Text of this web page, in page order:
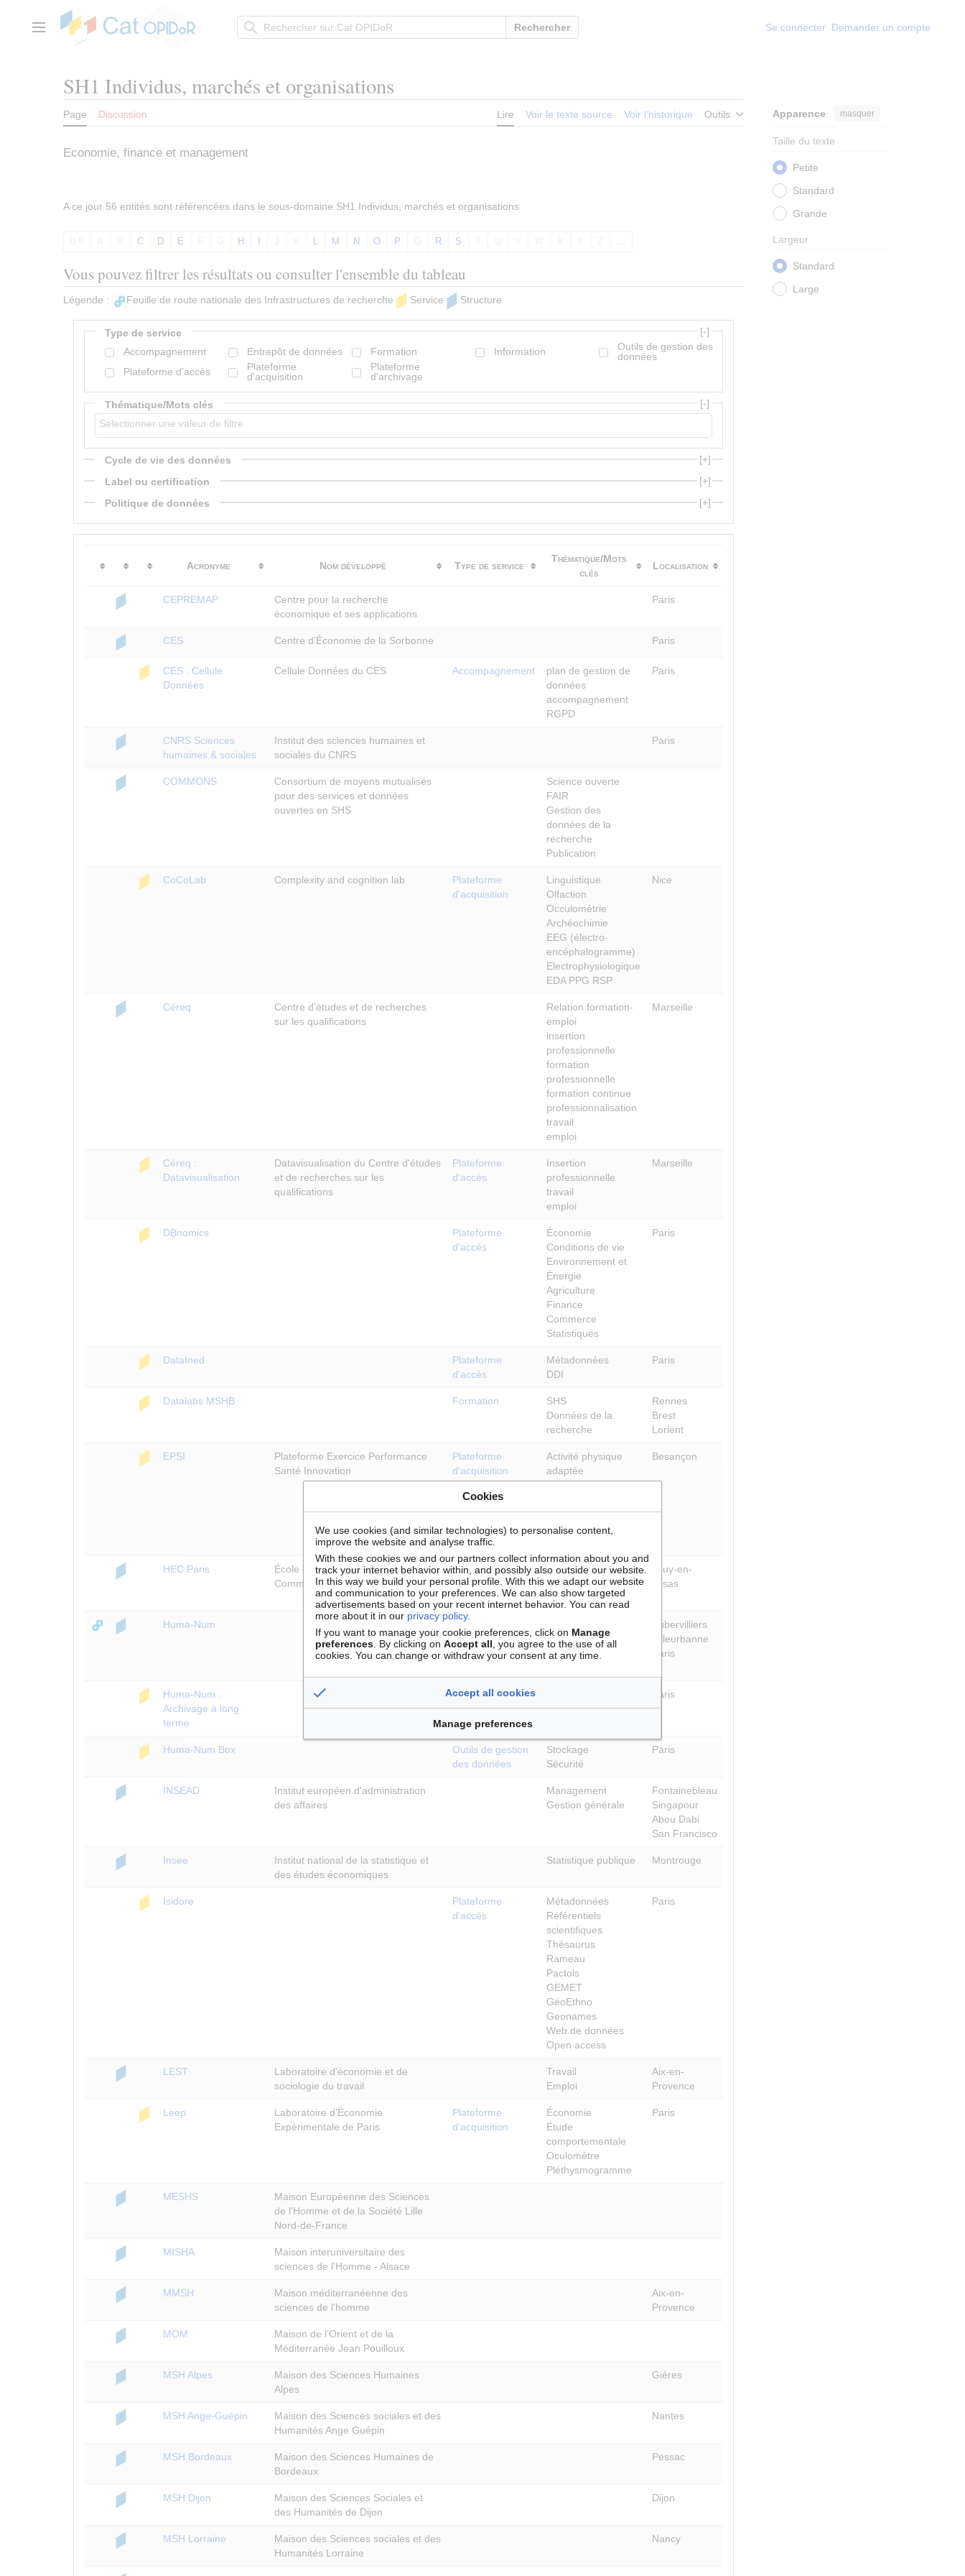
contenuMenu principal Rechercher Se connecter Demander un compte
SH1 Individus, marchés et organisations
Page Discussion Lire Voir le texte source Voir l’historique Outils Apparence masquer
Taille du texte
Petite
Standard
Grande
Largeur
Standard
Large
Economie, finance et management
A ce jour 56 entités sont référencées dans le sous-domaine SH1 Individus, marchés et organisations
C D E H L M N O P R S ...
Vous pouvez filtrer les résultats ou consulter l'ensemble du tableau
Légende : Feuille de route nationale des Infrastructures de recherche Service Structure
Type de service
Accompagnement
Entrepôt de données Formation Information
Outils de gestion des
données
Plateforme d'accès
Plateforme
d'acquisition
Plateforme
d'archivage
Thématique/Mots clés
Cycle de vie des données
Label ou certification
Politique de données
Acronyme Nom développé Type de service
Thématique/Mots
clés
Localisation
CEPREMAP
Centre pour la recherche
économique et ses applications
Paris
CES Centre d’Économie de la Sorbonne Paris
CES : Cellule
Données
Cellule Données du CES Accompagnement
plan de gestion de
données
accompagnement
RGPD
Paris
CNRS Sciences
humaines & sociales
Institut des sciences humaines et
sociales du CNRS
Paris
COMMONS
Consortium de moyens mutualisés
pour des services et données
ouvertes en SHS
Science ouverte
FAIR
Gestion des
données de la
recherche
Publication
CoCoLab Complexity and cognition lab
Plateforme
d'acquisition
Linguistique
Olfaction
Occulométrie
Archéochimie
EEG (électro-
encéphalogramme)
Electrophysiologique
EDA PPG RSP
Nice
Céreq
Centre d'études et de recherches
sur les qualifications
Relation formation-
emploi
insertion
professionnelle
formation
professionnelle
formation continue
professionnalisation
travail
emploi
Marseille
Céreq :
Datavisualisation
Datavisualisation du Centre d'études
et de recherches sur les
qualifications
Plateforme
d'accès
Insertion
professionnelle
travail
emploi
Marseille
DBnomics
Plateforme
d'accès
Économie
Conditions de vie
Environnement et
Énergie
Agriculture
Finance
Commerce
Statistiques
Paris
DataIned
Plateforme
d'accès
Métadonnées
DDI
Paris
Datalabs MSHB Formation
SHS
Données de la
recherche
Rennes
Brest
Lorient
EPSI
Plateforme Exercice Performance
Santé Innovation
Plateforme
d'acquisition
Activité physique
adaptée
Santé
Physiopathologie
Sciences du
Besançon
HEC Paris
École des Hautes Études
Commerciales de Paris
Management
Gestion
Entreprenariat
Jouy-en-
Josas
Huma-Num
numériques
Information
Aubervilliers
Villeurbanne
Paris
Huma-Num :
Archivage à long
terme
Plateforme
d'archivage
terme
Paris
Huma-Num Box
Outils de gestion
des données
Stockage
Sécurité
Paris
INSEAD
Institut européen d'administration
des affaires
Management
Gestion générale
Fontainebleau
Singapour
Abou Dabi
San Francisco
Insee
Institut national de la statistique et
des études économiques
Statistique publique Montrouge
Isidore
Plateforme
d'accès
Métadonnées
Référentiels
scientifiques
Thésaurus
Rameau
Pactols
GEMET
GéoEthno
Geonames
Web de données
Open access
Paris
LEST
Laboratoire d'économie et de
sociologie du travail
Travail
Emploi
Aix-en-
Provence
Leep
Laboratoire d’Économie
Expérimentale de Paris
Plateforme
d'acquisition
Économie
Étude
comportementale
Oculométre
Pléthysmogramme
Paris
MESHS
Maison Européenne des Sciences
de l'Homme et de la Société Lille
Nord-de-France
MISHA
Maison interuniversitaire des
sciences de l'Homme - Alsace
MMSH
Maison méditerranéenne des
sciences de l'homme
Aix-en-
Provence
MOM
Maison de l’Orient et de la
Méditerranée Jean Pouilloux
MSH Alpes
Maison des Sciences Humaines
Alpes
Gières
MSH Ange-Guépin
Maison des Sciences sociales et des
Humanités Ange Guépin
Nantes
MSH Bordeaux
Maison des Sciences Humaines de
Bordeaux
Pessac
MSH Dijon
Maison des Sciences Sociales et
des Humanités de Dijon
Dijon
MSH Lorraine
Maison des Sciences sociales et des
Humanités Lorraine
Nancy
Cookies
We use cookies (and similar technologies) to personalise content,
improve the website and analyse traffic.
With these cookies we and our partners collect information about you and
track your internet behavior within, and possibly also outside our website.
In this way we build your personal profile. With this we adapt our website
and communication to your preferences. We can also show targeted
advertisements based on your recent internet behavior. You can read
more about it in our privacy policy.
If you want to manage your cookie preferences, click on Manage
preferences . By clicking on Accept all , you agree to the use of all
cookies. You can change or withdraw your consent at any time.
Accept all cookies
Manage preferences